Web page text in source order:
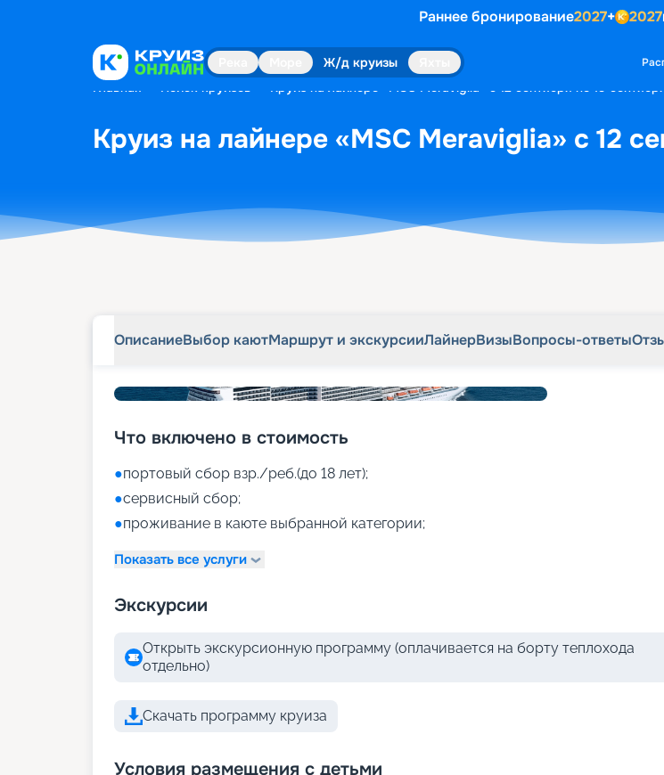
Раннее бронирование2027+ 2027
Ж/д круизы
Главная Поиск круизов Круиз на лайнере «MSC Meraviglia» с 12 сентября по 19
Круиз на лайнере «MSC Meraviglia» с 12
ОписаниеВыбор каютМаршрут и экскурсииЛайнерВизыВопросы-ответы
Что включено в стоимость
●портовый сбор взр./реб.(до 18 лет);
●сервисный сбор;
●проживание в каюте выбранной категории;
Показать все услуги
Экскурсии
Открыть экскурсионную программу (оплачивается на борту теплохода
отдельно)
Скачать программу круиза
Условия размещения с детьми